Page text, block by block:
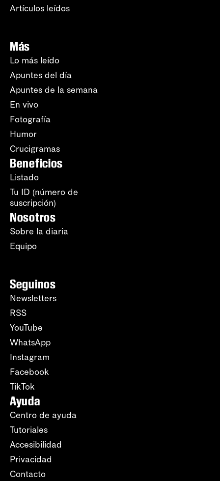
Artículos leídos
Más
Lo más leído
Apuntes del día
Apuntes de la semana
En vivo
Fotografía
Humor
Crucigramas
Beneficios
Listado
Tu ID (número de
suscripción)
Nosotros
Sobre la diaria
Equipo
Seguinos
Newsletters
RSS
YouTube
WhatsApp
Instagram
Facebook
TikTok
Ayuda
Centro de ayuda
Tutoriales
Accesibilidad
Privacidad
Contacto